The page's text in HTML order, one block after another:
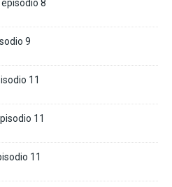
8
9
11
11
11